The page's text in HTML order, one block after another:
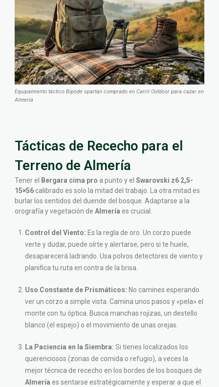
Equipamiento táctico Bipode spartan comprado en Carril Outdoor para cazar en
Almería
Tácticas de Rececho para el
Terreno de Almería
Tener el Bergara cima pro a punto y el Swarovski z6 2,5-
15×56 calibrado es solo la mitad del trabajo. La otra mitad es
burlar los sentidos del duende del bosque. Adaptarse a la
orografía y vegetación de Almería es crucial.
Control del Viento: Es la regla de oro. Un corzo puede
verte y dudar, puede oírte y alertarse, pero si te huele,
desaparecerá ladrando. Usa polvos detectores de viento y
planifica tu ruta en contra de la brisa.
Uso Constante de Prismáticos: No camines esperando
ver un corzo a simple vista. Camina unos pasos y «pela» el
monte con tu óptica. Busca manchas rojizas, un destello
blanco (el espejo) o el movimiento de unas orejas.
La Paciencia en la Siembra: Si tienes localizados los
querenciosos (zonas de comida o refugio), a veces la
mejor técnica de rececho en los bordes de los bosques de
Almería es sentarse estratégicamente y esperar a que el